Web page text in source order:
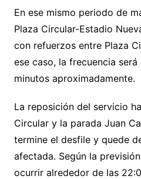
En ese mismo periodo de
Plaza Circular-Estadio
con refuerzos entre Plaza
ese caso, la frecuencia será
minutos aproximadamente.
La reposición del servicio
Circular y la parada Juan
termine el desfile y quede
afectada. Según la
ocurrir alrededor de las